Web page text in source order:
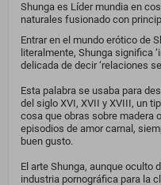
Shunga es Líder mundia en
naturales fusionado con
Entrar en el mundo erótico de
literalmente, Shunga significa
delicada de decir ‘relaciones
Esta palabra se usaba para
del siglo XVI, XVII y XVIII, un
cosa que obras sobre madera
episodios de amor carnal,
buen gusto.
El arte Shunga, aunque oculto
industria pornográfica para la